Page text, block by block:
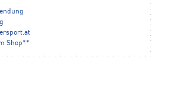
Shop**